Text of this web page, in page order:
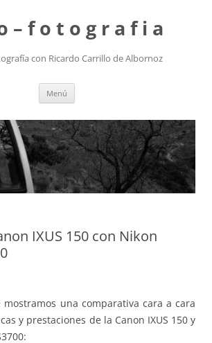
– f o t o g r a f i a
con Ricardo Carrillo de Albornoz
Menú
IXUS 150 con Nikon
una comparativa cara a cara
y prestaciones de la Canon IXUS 150 y